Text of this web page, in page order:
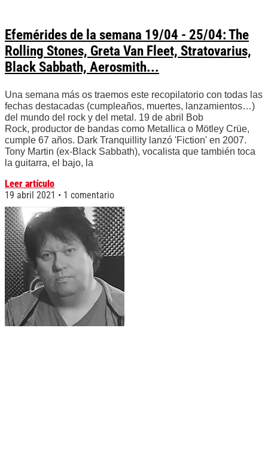
Efemérides de la semana 19/04 - 25/04: The
Rolling Stones, Greta Van Fleet, Stratovarius,
Black Sabbath, Aerosmith...
Una semana más os traemos este recopilatorio con todas las
fechas destacadas (cumpleaños, muertes, lanzamientos…)
del mundo del rock y del metal. 19 de abril Bob
Rock, productor de bandas como Metallica o Mötley Crüe,
cumple 67 años. Dark Tranquillity lanzó 'Fiction' en 2007.
Tony Martin (ex-Black Sabbath), vocalista que también toca
la guitarra, el bajo, la
Leer artículo
19 abril 2021
1 comentario